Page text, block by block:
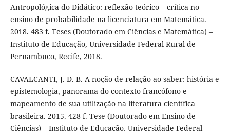
Antropológica do Didático: reflexão teórico – crítica no
ensino de probabilidade na licenciatura em Matemática.
2018. 483 f. Teses (Doutorado em Ciências e Matemática) –
Instituto de Educação, Universidade Federal Rural de
Pernambuco, Recife, 2018.
CAVALCANTI, J. D. B. A noção de relação ao saber: história e
epistemologia, panorama do contexto francófono e
mapeamento de sua utilização na literatura científica
brasileira. 2015. 428 f. Tese (Doutorado em Ensino de
Ciências) – Instituto de Educação, Universidade Federal